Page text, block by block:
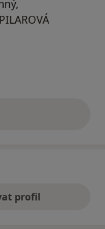
názory
profil